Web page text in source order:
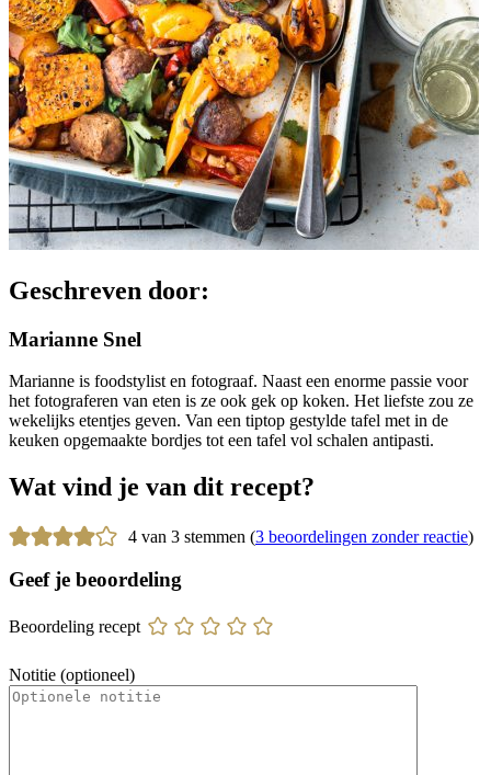
Geschreven door:
Marianne Snel
Marianne is foodstylist en fotograaf. Naast een enorme passie voor
het fotograferen van eten is ze ook gek op koken. Het liefste zou ze
wekelijks etentjes geven. Van een tiptop gestylde tafel met in de
keuken opgemaakte bordjes tot een tafel vol schalen antipasti.
Wat vind je van dit recept?
4 van 3 stemmen (3 beoordelingen zonder reactie)
Geef je beoordeling
Beoordeling recept
Notitie (optioneel)